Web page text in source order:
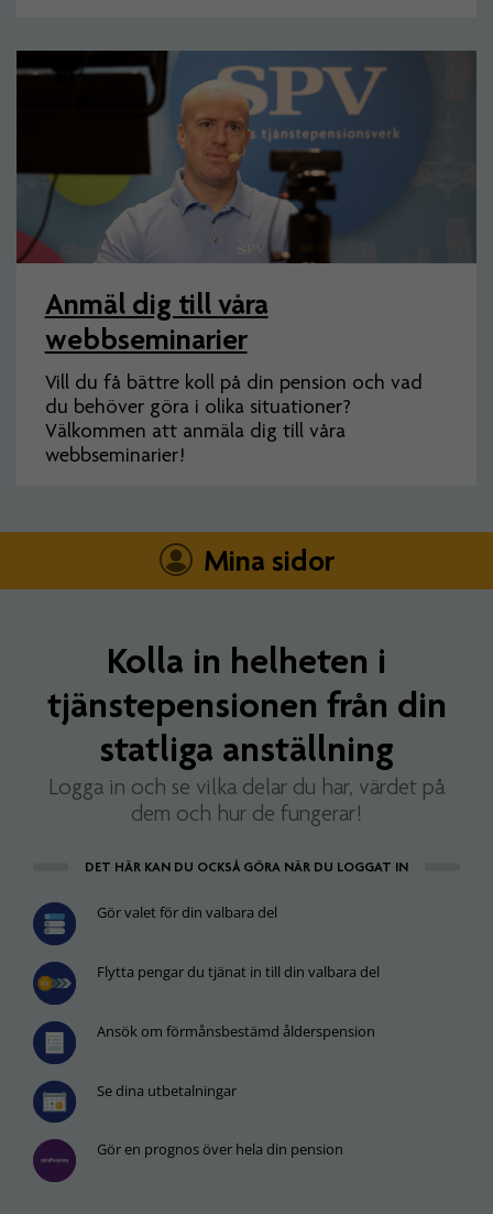
Anmäl dig till våra
webbseminarier
Vill du få bättre koll på din pension och vad
du behöver göra i olika situationer?
Välkommen att anmäla dig till våra
webbseminarier!
Mina sidor
Kolla in helheten i
tjänstepensionen från din
statliga anställning
Logga in och se vilka delar du har, värdet på
dem och hur de fungerar!
DET HÄR KAN DU OCKSÅ GÖRA NÄR DU LOGGAT IN
Gör valet för din valbara del
Flytta pengar du tjänat in till din valbara del
Ansök om förmånsbestämd ålderspension
Se dina utbetalningar
Gör en prognos över hela din pension